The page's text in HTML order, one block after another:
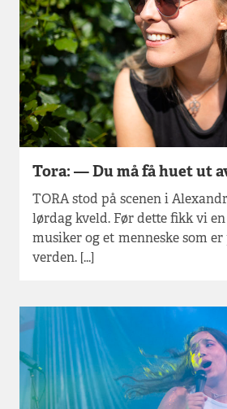
Tora: — Du må få huet ut
TORA stod på scenen i
lørdag kveld. Før dette fikk vi
musiker og et menneske som
verden. [...]